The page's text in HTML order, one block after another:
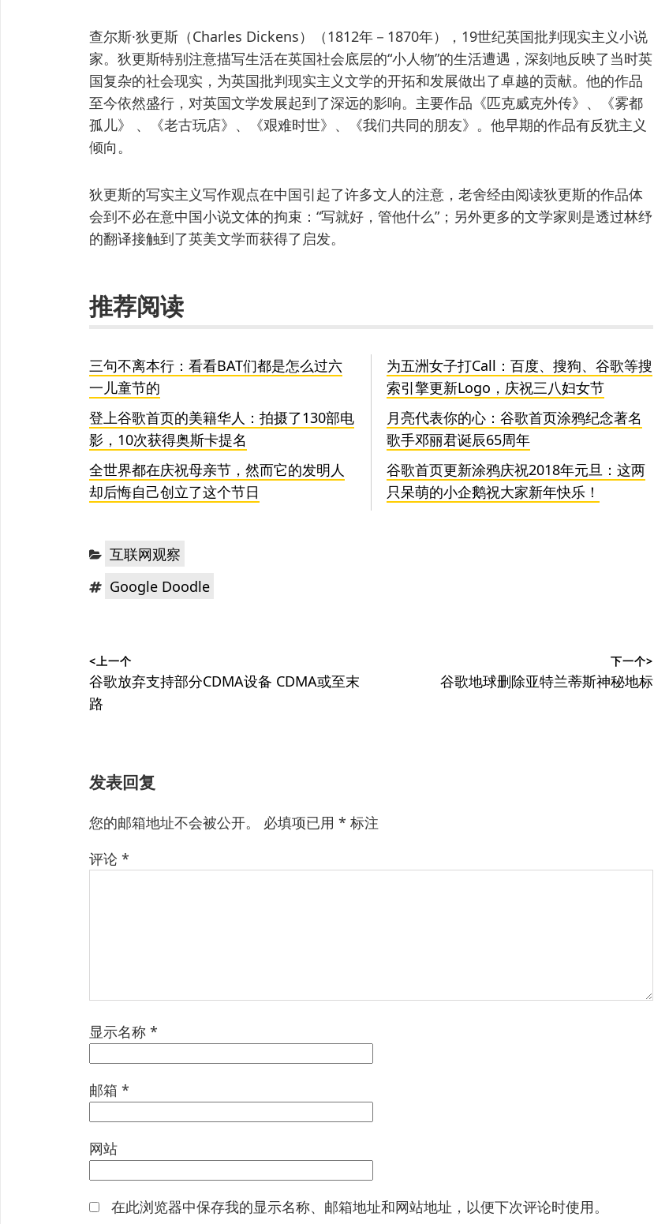
查尔斯·狄更斯（Charles Dickens）（1812年－1870年），19世纪英国批判现实主义小说
家。狄更斯特别注意描写生活在英国社会底层的“小人物”的生活遭遇，深刻地反映了当时英
国复杂的社会现实，为英国批判现实主义文学的开拓和发展做出了卓越的贡献。他的作品
至今依然盛行，对英国文学发展起到了深远的影响。主要作品《匹克威克外传》、《雾都
孤儿》 、《老古玩店》、《艰难时世》、《我们共同的朋友》。他早期的作品有反犹主义
倾向。
狄更斯的写实主义写作观点在中国引起了许多文人的注意，老舍经由阅读狄更斯的作品体
会到不必在意中国小说文体的拘束：“写就好，管他什么”；另外更多的文学家则是透过林纾
的翻译接触到了英美文学而获得了启发。
推荐阅读
三句不离本行：看看BAT们都是怎么过六
一儿童节的
登上谷歌首页的美籍华人：拍摄了130部电
影，10次获得奥斯卡提名
全世界都在庆祝母亲节，然而它的发明人
却后悔自己创立了这个节日
为五洲女子打Call：百度、搜狗、谷歌等搜
索引擎更新Logo，庆祝三八妇女节
月亮代表你的心：谷歌首页涂鸦纪念著名
歌手邓丽君诞辰65周年
谷歌首页更新涂鸦庆祝2018年元旦：这两
只呆萌的小企鹅祝大家新年快乐！
分 互联网观察
标 Google Doodle
章
导
<上一个
上
篇
谷歌放弃支持部分CDMA设备 CDMA或至末
路
下一个>
下
谷歌地球删除亚特兰蒂斯神秘地标
发表回复
您的邮箱地址不会被公开。 必填项已用 * 标注
评论 *
显示名称 *
邮箱 *
网站
在此浏览器中保存我的显示名称、邮箱地址和网站地址，以便下次评论时使用。